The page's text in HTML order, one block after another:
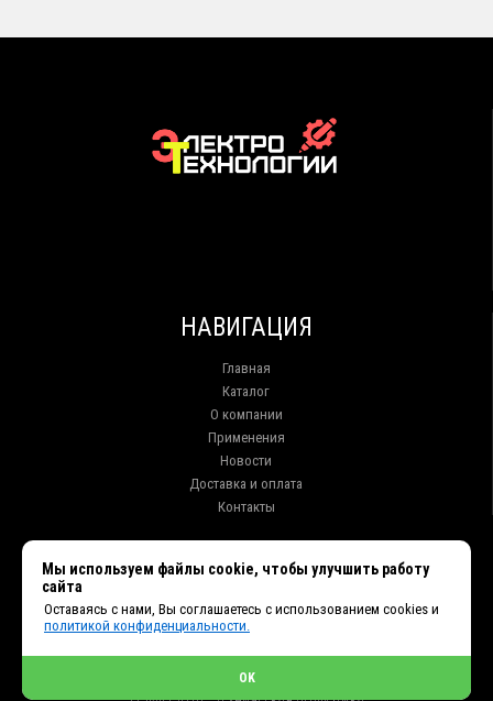
НАВИГАЦИЯ
Главная
Каталог
О компании
Применения
Новости
Доставка и оплата
Контакты
+7 (914) 010-76-83, 8 (3952) 93-27-93 - Отдел продаж
+7 (950) 075-85-99 - Техническая поддержка
et2@et38.ru - Отдел продаж
Мы используем файлы cookie, чтобы улучшить работу
сайта
Оставаясь с нами, Вы соглашаетесь с использованием cookies и
политикой конфиденциальности.
OK